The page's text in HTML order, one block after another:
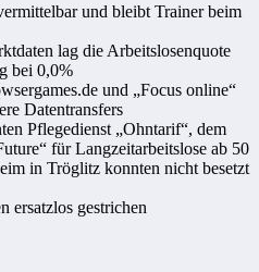
und bleibt Trainer beim
lag die Arbeitslosenquote
bei 0,0%
und „Focus online“
Datentransfers
Pflegedienst „Ohntarif“, dem
für Langzeitarbeitslose ab 50
in Tröglitz konnten nicht besetzt
ersatzlos gestrichen